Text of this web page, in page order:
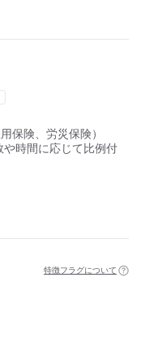
保険、労災保険）
時間に応じて比例付
特徴フラグについて